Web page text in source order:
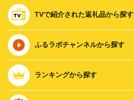
TVで紹介された返礼品から探す
ふるラボチャンネルから探す
ランキングから探す